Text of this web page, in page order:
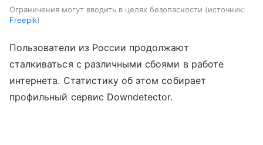
Ограничения могут вводить в целях безопасности
источник:
Freepik
Пользователи из России продолжают
сталкиваться с различными сбоями в работе
интернета. Статистику об этом собирает
профильный сервис Downdetector.